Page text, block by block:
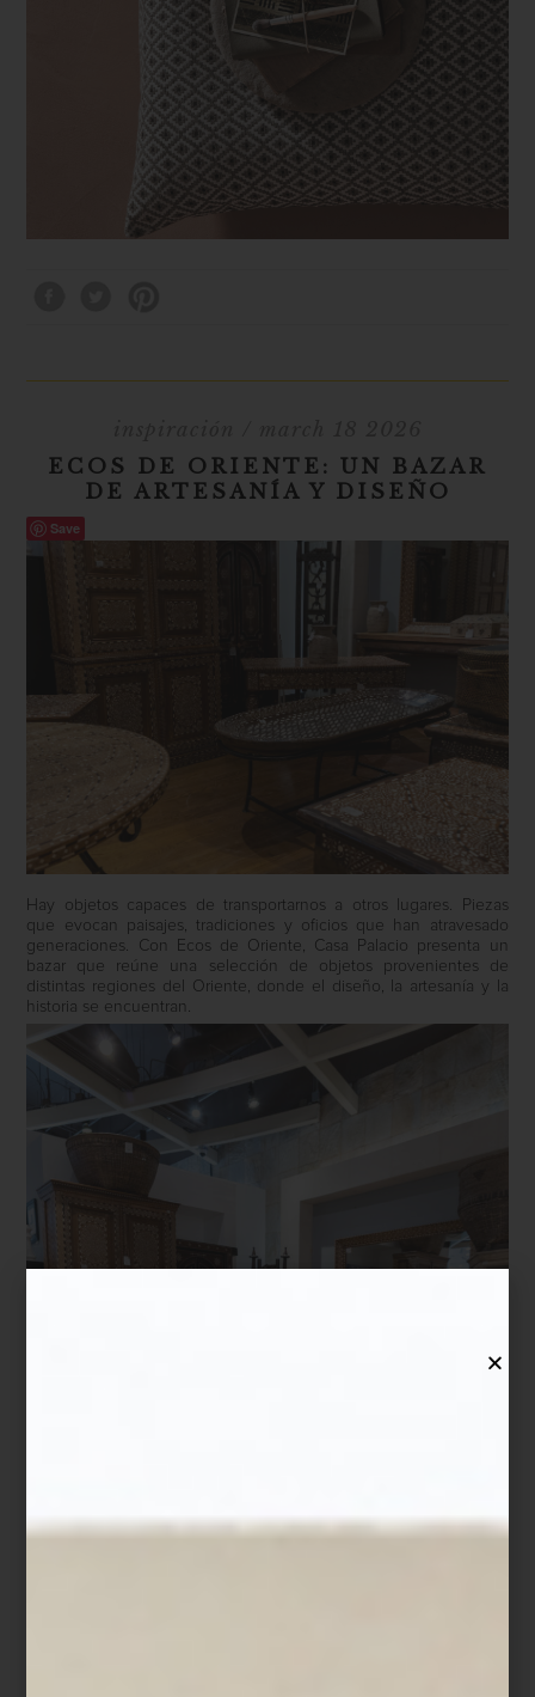
ECOS DE ORIENTE: UN BAZAR
DE ARTESANÍA Y DISEÑO
Save
Hay objetos capaces de transportarnos a otros lugares. Piezas
que evocan paisajes, tradiciones y oficios que han atravesado
generaciones. Con Ecos de Oriente, Casa Palacio presenta un
bazar que reúne una selección de objetos provenientes de
distintas regiones del Oriente, donde el diseño, la artesanía y la
historia se encuentran.